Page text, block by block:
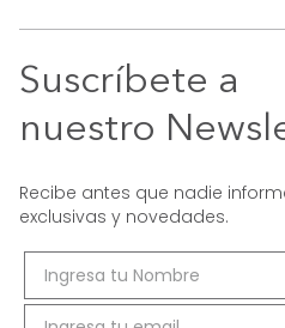
Suscríbete a
nuestro
Recibe antes que nadie
exclusivas y novedades.